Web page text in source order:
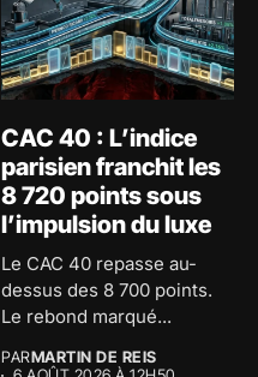
CAC 40 : L’indice
parisien franchit les
8 720 points sous
l’impulsion du luxe
Le CAC 40 repasse au-
dessus des 8 700 points.
Le rebond marqué...
PARMARTIN DE REIS